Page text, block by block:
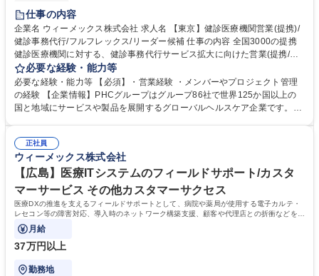
土日祝休み
仕事の内容
企業名 ウィーメックス株式会社 求人名 【東京】健診医療機関営業(提携)/
健診事務代行/フルフレックス/リーダー候補 仕事の内容 全国3000の提携
健診医療機関に対する、健診事務代行サービス拡大に向けた営業(提携/企
画、運用調整、契約調整も含む）リーダーポジションです。特定保健指導
やストレスチェック等の付加価値サービスを提案。 (1)提携健診機関の課
題把握と、事務代行サービス拡大に向けたソリューション提案 (2)特定保
健指導やストレスチェック等の予防医療サービスの導入・運用調整 (3)新
るリーダーシップが期待されるポジションです。 募集職種 【東京】健診
医療機関営業(提携)/健診事務代行/フルフレックス/リーダー候補
必要な経験・能力等
必要な経験・能力等 【必須】・営業経験 ・メンバーやプロジェクト管理
の経験 【企業情報】PHCグループはグループ86社で世界125か国以上の
国と地域にサービスや製品を展開するグローバルヘルスケア企業です。
大学院 大学 高専 短大 専修学校 高校 語学力： 資格：
正社員
ウィーメックス株式会社
【広島】医療ITシステムのフィールドサポート/カスタ
マーサービス その他カスタマーサクセス
医療DXの推進を支えるフィールドサポートとして、病院や薬局が使用する電子カルテ・
レセコン等の障害対応、導入時のネットワーク構築支援、顧客や代理店との折衝などをお
任せします。
月給
37万円以上
勤務地